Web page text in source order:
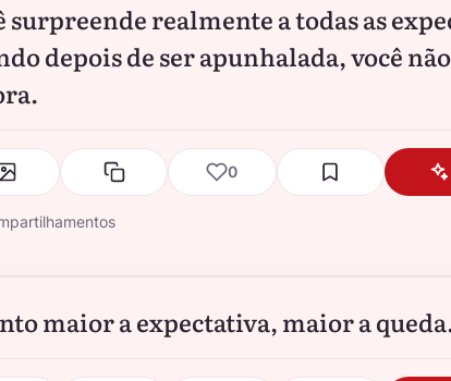
surpreende realmente a todas as
depois de ser apunhalada, você
0
maior a expectativa, maior a